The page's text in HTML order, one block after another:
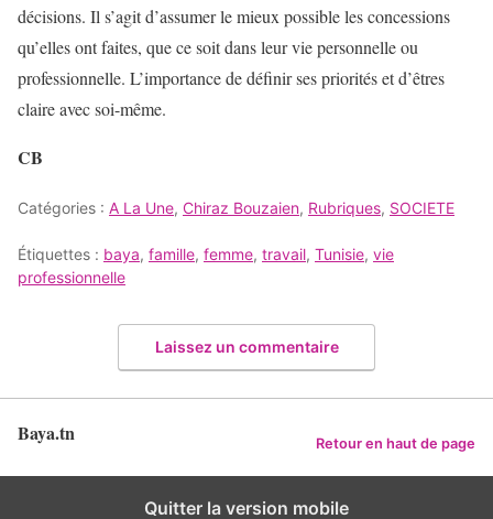
décisions. Il s’agit d’assumer le mieux possible les concessions
qu’elles ont faites, que ce soit dans leur vie personnelle ou
professionnelle. L’importance de définir ses priorités et d’êtres
claire avec soi-même.
CB
Catégories : A La Une, Chiraz Bouzaien, Rubriques, SOCIETE
Étiquettes : baya, famille, femme, travail, Tunisie, vie
professionnelle
Laissez un commentaire
Baya.tn Retour en haut de page
Quitter la version mobile